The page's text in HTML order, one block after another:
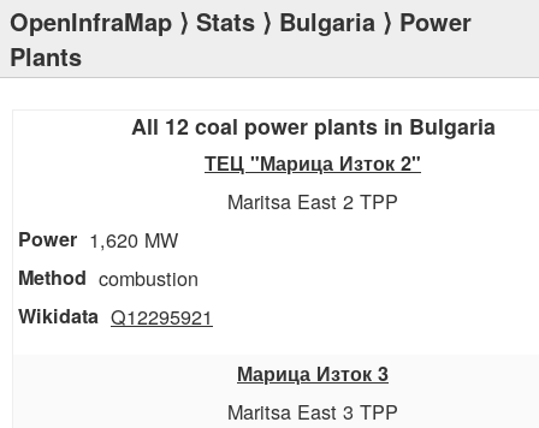
OpenInfraMap ⟩ Stats ⟩ Bulgaria ⟩ Power
Plants
All 12 coal power plants in Bulgaria
ТЕЦ "Марица Изток 2"
Maritsa East 2 TPP
1,620 MW
combustion
Q12295921
Марица Изток 3
Maritsa East 3 TPP